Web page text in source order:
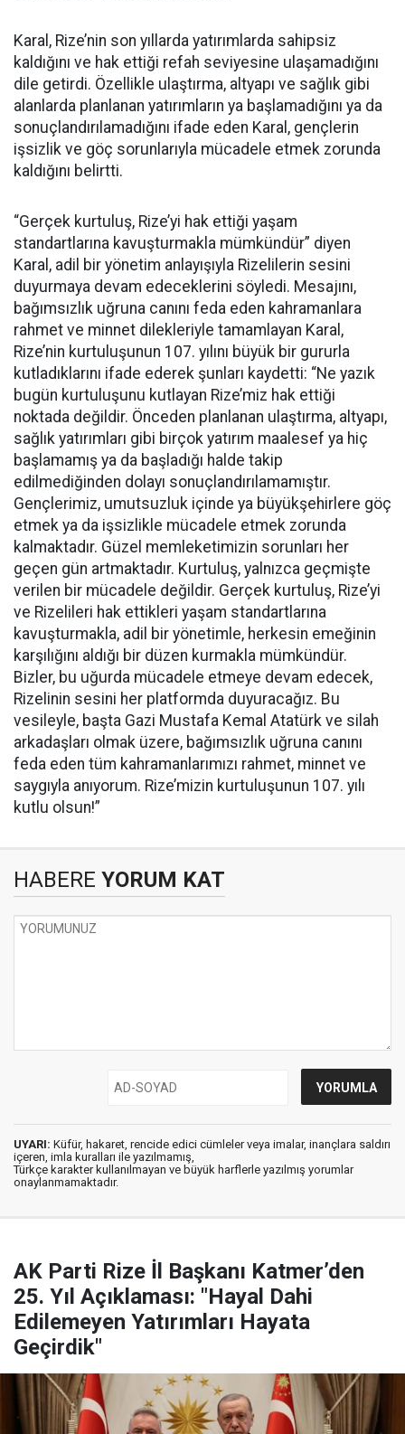
Karal, Rize’nin son yıllarda yatırımlarda sahipsiz
kaldığını ve hak ettiği refah seviyesine ulaşamadığını
dile getirdi. Özellikle ulaştırma, altyapı ve sağlık gibi
alanlarda planlanan yatırımların ya başlamadığını ya da
sonuçlandırılamadığını ifade eden Karal, gençlerin
işsizlik ve göç sorunlarıyla mücadele etmek zorunda
kaldığını belirtti.
“Gerçek kurtuluş, Rize’yi hak ettiği yaşam
standartlarına kavuşturmakla mümkündür” diyen
Karal, adil bir yönetim anlayışıyla Rizelilerin sesini
duyurmaya devam edeceklerini söyledi. Mesajını,
bağımsızlık uğruna canını feda eden kahramanlara
rahmet ve minnet dilekleriyle tamamlayan Karal,
Rize’nin kurtuluşunun 107. yılını büyük bir gururla
kutladıklarını ifade ederek şunları kaydetti: “Ne yazık
bugün kurtuluşunu kutlayan Rize’miz hak ettiği
noktada değildir. Önceden planlanan ulaştırma, altyapı,
sağlık yatırımları gibi birçok yatırım maalesef ya hiç
başlamamış ya da başladığı halde takip
edilmediğinden dolayı sonuçlandırılamamıştır.
Gençlerimiz, umutsuzluk içinde ya büyükşehirlere göç
etmek ya da işsizlikle mücadele etmek zorunda
kalmaktadır. Güzel memleketimizin sorunları her
geçen gün artmaktadır. Kurtuluş, yalnızca geçmişte
verilen bir mücadele değildir. Gerçek kurtuluş, Rize’yi
ve Rizelileri hak ettikleri yaşam standartlarına
kavuşturmakla, adil bir yönetimle, herkesin emeğinin
karşılığını aldığı bir düzen kurmakla mümkündür.
Bizler, bu uğurda mücadele etmeye devam edecek,
Rizelinin sesini her platformda duyuracağız. Bu
vesileyle, başta Gazi Mustafa Kemal Atatürk ve silah
arkadaşları olmak üzere, bağımsızlık uğruna canını
feda eden tüm kahramanlarımızı rahmet, minnet ve
saygıyla anıyorum. Rize’mizin kurtuluşunun 107. yılı
kutlu olsun!”
HABERE YORUM KAT
UYARI: Küfür, hakaret, rencide edici cümleler veya imalar, inançlara saldırı
içeren, imla kuralları ile yazılmamış,
Türkçe karakter kullanılmayan ve büyük harflerle yazılmış yorumlar
onaylanmamaktadır.
AK Parti Rize İl Başkanı Katmer’den
25. Yıl Açıklaması: "Hayal Dahi
Edilemeyen Yatırımları Hayata
Geçirdik"